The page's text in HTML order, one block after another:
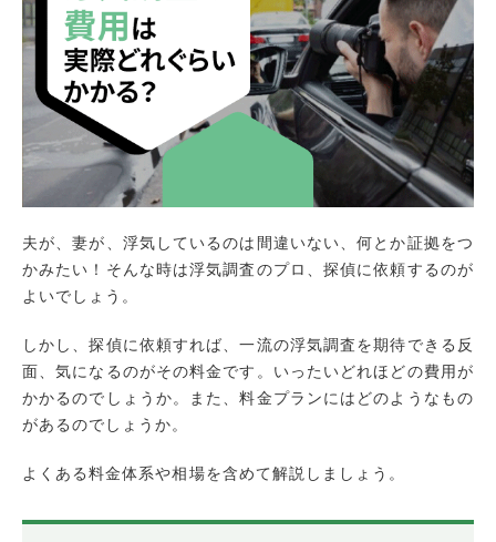
夫が、妻が、浮気しているのは間違いない、何とか証拠をつ
かみたい！そんな時は浮気調査のプロ、探偵に依頼するのが
よいでしょう。
しかし、探偵に依頼すれば、一流の浮気調査を期待できる反
面、気になるのがその料金です。いったいどれほどの費用が
かかるのでしょうか。また、料金プランにはどのようなもの
があるのでしょうか。
よくある料金体系や相場を含めて解説しましょう。